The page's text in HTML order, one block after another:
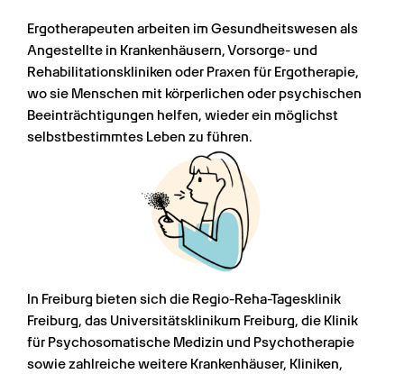
Ergotherapeuten arbeiten im Gesundheitswesen als
Angestellte in Krankenhäusern, Vorsorge- und
Rehabilitationskliniken oder Praxen für Ergotherapie,
wo sie Menschen mit körperlichen oder psychischen
Beeinträchtigungen helfen, wieder ein möglichst
selbstbestimmtes Leben zu führen.
In Freiburg bieten sich die Regio-Reha-Tagesklinik
Freiburg, das Universitätsklinikum Freiburg, die Klinik
für Psychosomatische Medizin und Psychotherapie
sowie zahlreiche weitere Krankenhäuser, Kliniken,